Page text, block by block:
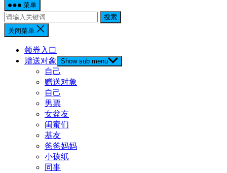
菜单
搜索
关闭菜单
领券入口
赠送对象
Show sub menu
自己
赠送对象
自己
男票
女盆友
闺蜜们
基友
爸爸妈妈
小孩纸
同事